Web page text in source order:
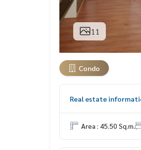
11
Condo
Real estate
Area : 45.50 Sq.m.